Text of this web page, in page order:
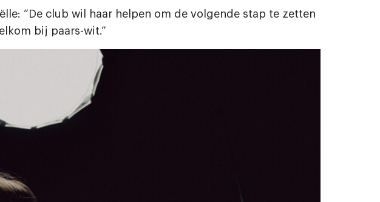
“De club wil haar helpen om de volgende stap te zetten
bij paars-wit.”